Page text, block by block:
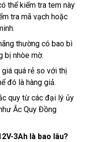
thể kiểm tra tem này
tra mã vạch hoặc
thường có bao bì
bị nhòe mờ.
quá rẻ so với thị
đó là hàng giả.
quy từ các đại lý ủy
Ắc Quy Đồng
3Ah là bao lâu?